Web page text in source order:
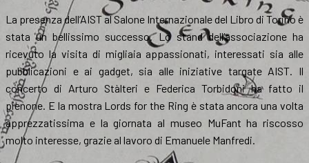
La presenza dell’AIST al Salone Internazionale del Libro di Torino è
stata un bellissimo successo. Lo stand dell’associazione ha
ricevuto la visita di migliaia appassionati, interessati sia alle
pubblicazioni e ai gadget, sia alle iniziative targate AIST. Il
concerto di Arturo Stàlteri e Federica Torbidoni ha fatto il
pienone. E la mostra Lords for the Ring è stata ancora una volta
apprezzatissima e la giornata al museo MuFant ha riscosso
molto interesse, grazie al lavoro di Emanuele Manfredi.